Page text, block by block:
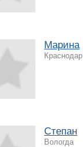
Марина
Краснодар
Степан
Вологда